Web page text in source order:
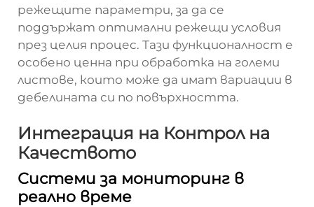
режещите параметри, за да се
поддържат оптимални режещи условия
през целия процес. Тази функционалност е
особено ценна при обработка на големи
листове, които може да имат вариации в
дебелината си по повърхността.
Интеграция на Контрол на
Качеството
Системи за мониторинг в
реално време